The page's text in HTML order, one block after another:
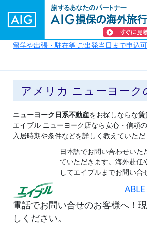
留学や出張・駐在等 ご出発当日まで申込可
アメリカ ニューヨー
ニューヨーク日系不動産をお探しならな賃
エイブル ニューヨーク店なら安心・信頼
入居時期や条件などを詳しく教えていた
日本語でお問い合わせい
ていただきます。海外赴任
してエイブルまでお問い合
電話でお問い合せのお客様へ！
しください。